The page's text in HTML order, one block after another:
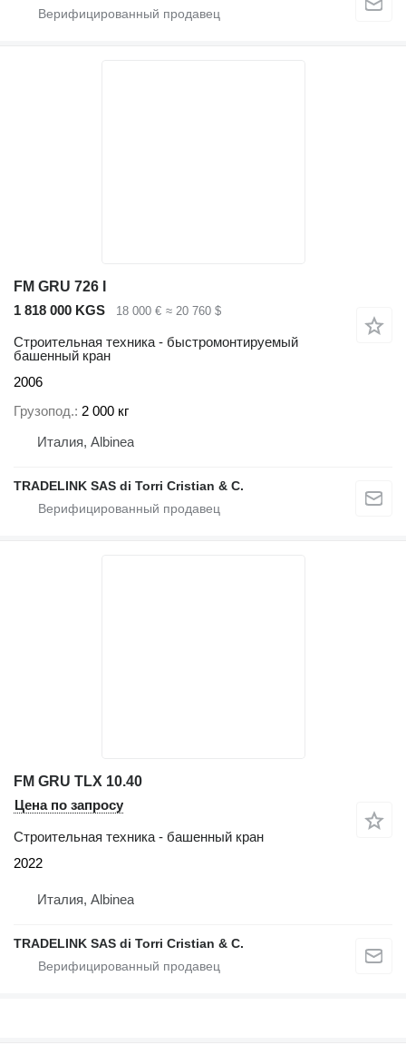
FM GRU 726 I
1 818 000 KGS
18 000 € ≈ 20 760 $
Строительная техника - быстромонтируемый
башенный кран
2006
Грузопод. 2 000 кг
Италия, Albinea
TRADELINK SAS di Torri Cristian & C.
FM GRU TLX 10.40
Цена по запросу
Строительная техника - башенный кран
2022
Италия, Albinea
TRADELINK SAS di Torri Cristian & C.